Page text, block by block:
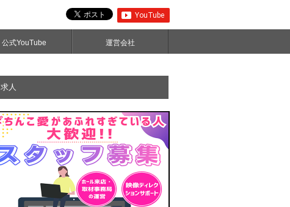
公式YouTube 運営会社
求人